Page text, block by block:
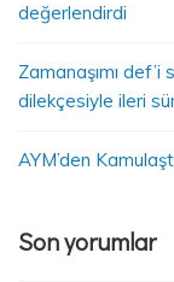
değerlendirdi
Zamanaşımı
dilekçesiyle ileri
AYM’den
Son yorumlar